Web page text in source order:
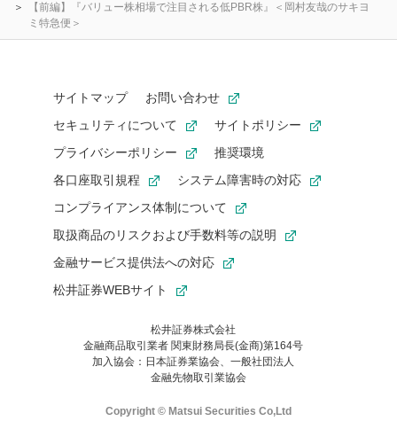
【前編】『バリュー株相場で注目される低PBR株』＜岡村友哉のサキヨ
ミ特急便＞
サイトマップ
お問い合わせ
セキュリティについて
サイトポリシー
プライバシーポリシー
推奨環境
各口座取引規程
システム障害時の対応
コンプライアンス体制について
取扱商品のリスクおよび手数料等の説明
金融サービス提供法への対応
松井証券WEBサイト
松井証券株式会社
金融商品取引業者 関東財務局長(金商)第164号
加入協会：日本証券業協会、一般社団法人
金融先物取引業協会
Copyright © Matsui Securities Co,Ltd
お気に入り機能は松井証券の会員限定の機能です。
お気に入り登録いただくと、後からいつでもお気に入りのコンテ
ンツを一覧でご確認いただけます。
ご利用いただくには口座開設が必要です。